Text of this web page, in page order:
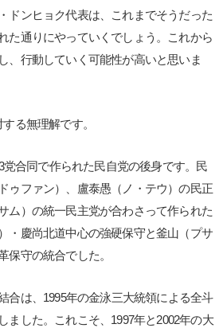
ドンヒョク代表は、これまでそうだった
た通りにやっていくでしょう。これから
、行動していく可能性が高いと思いま
る無理解です。
合同で作られた民自党の後身です。民
ゥファン）、盧泰愚（ノ・テウ）の民正
ム）の統一民主党が合わさって作られた
・慶尚北道中心の強硬保守と釜山（プサ
保守の統合でした。
合は、1995年の金泳三大統領による全斗
ました。これこそ、1997年と2002年の大